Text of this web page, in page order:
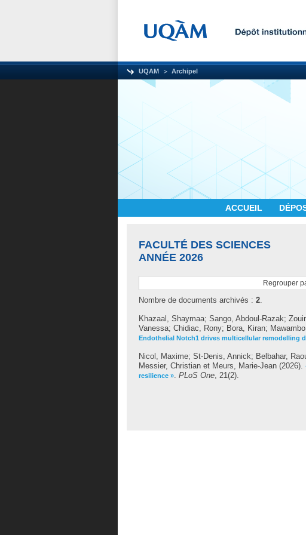
UQAM Archipel
ACCUEIL
FACULTÉ DES SCIENCES
ANNÉE 2026
Regrouper
Nombre de documents archivés : 2.
Khazaal, Shaymaa; Sango, Abdoul-Razak;
Vanessa; Chidiac, Rony; Bora, Kiran;
Endothelial Notch1 drives multicellular remodelling
Nicol, Maxime; St-Denis, Annick; Belbahar,
Messier, Christian et Meurs, Marie-Jean (2026).
resilience ». PLoS One, 21(2).